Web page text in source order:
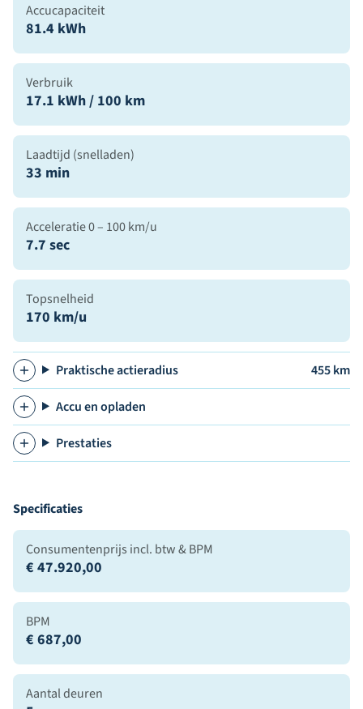
Accucapaciteit
81.4 kWh
Verbruik
17.1 kWh / 100 km
Laadtijd (snelladen)
33 min
Acceleratie 0 – 100 km/u
7.7 sec
Topsnelheid
170 km/u
Praktische actieradius 455 km
Accu en opladen
Prestaties
Specificaties
Consumentenprijs incl. btw & BPM
€ 47.920,00
BPM
€ 687,00
Aantal deuren